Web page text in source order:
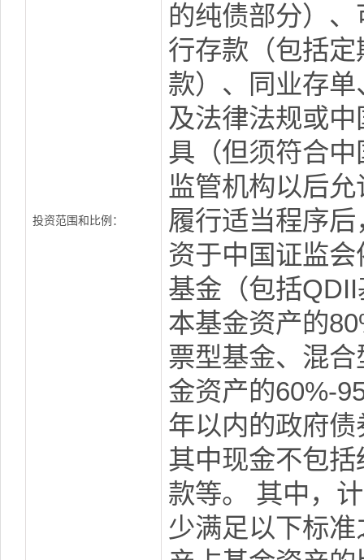
投资范围和比例：
的纯债部分）
行存款（包括
款）、同业存
及法律法规或
具（但须符合
监管机构以后
履行适当程序
资于中国证监
基金（包括
本基金资产的
票型基金、混
金资产的60%-
年以内的政府
其中现金不包
款等。 其中，
少满足以下标